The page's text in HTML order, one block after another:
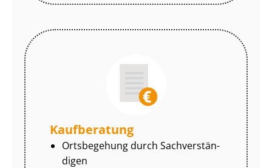
Kaufberatung
Ortsbegehung durch Sach­ver­stän­
di­gen